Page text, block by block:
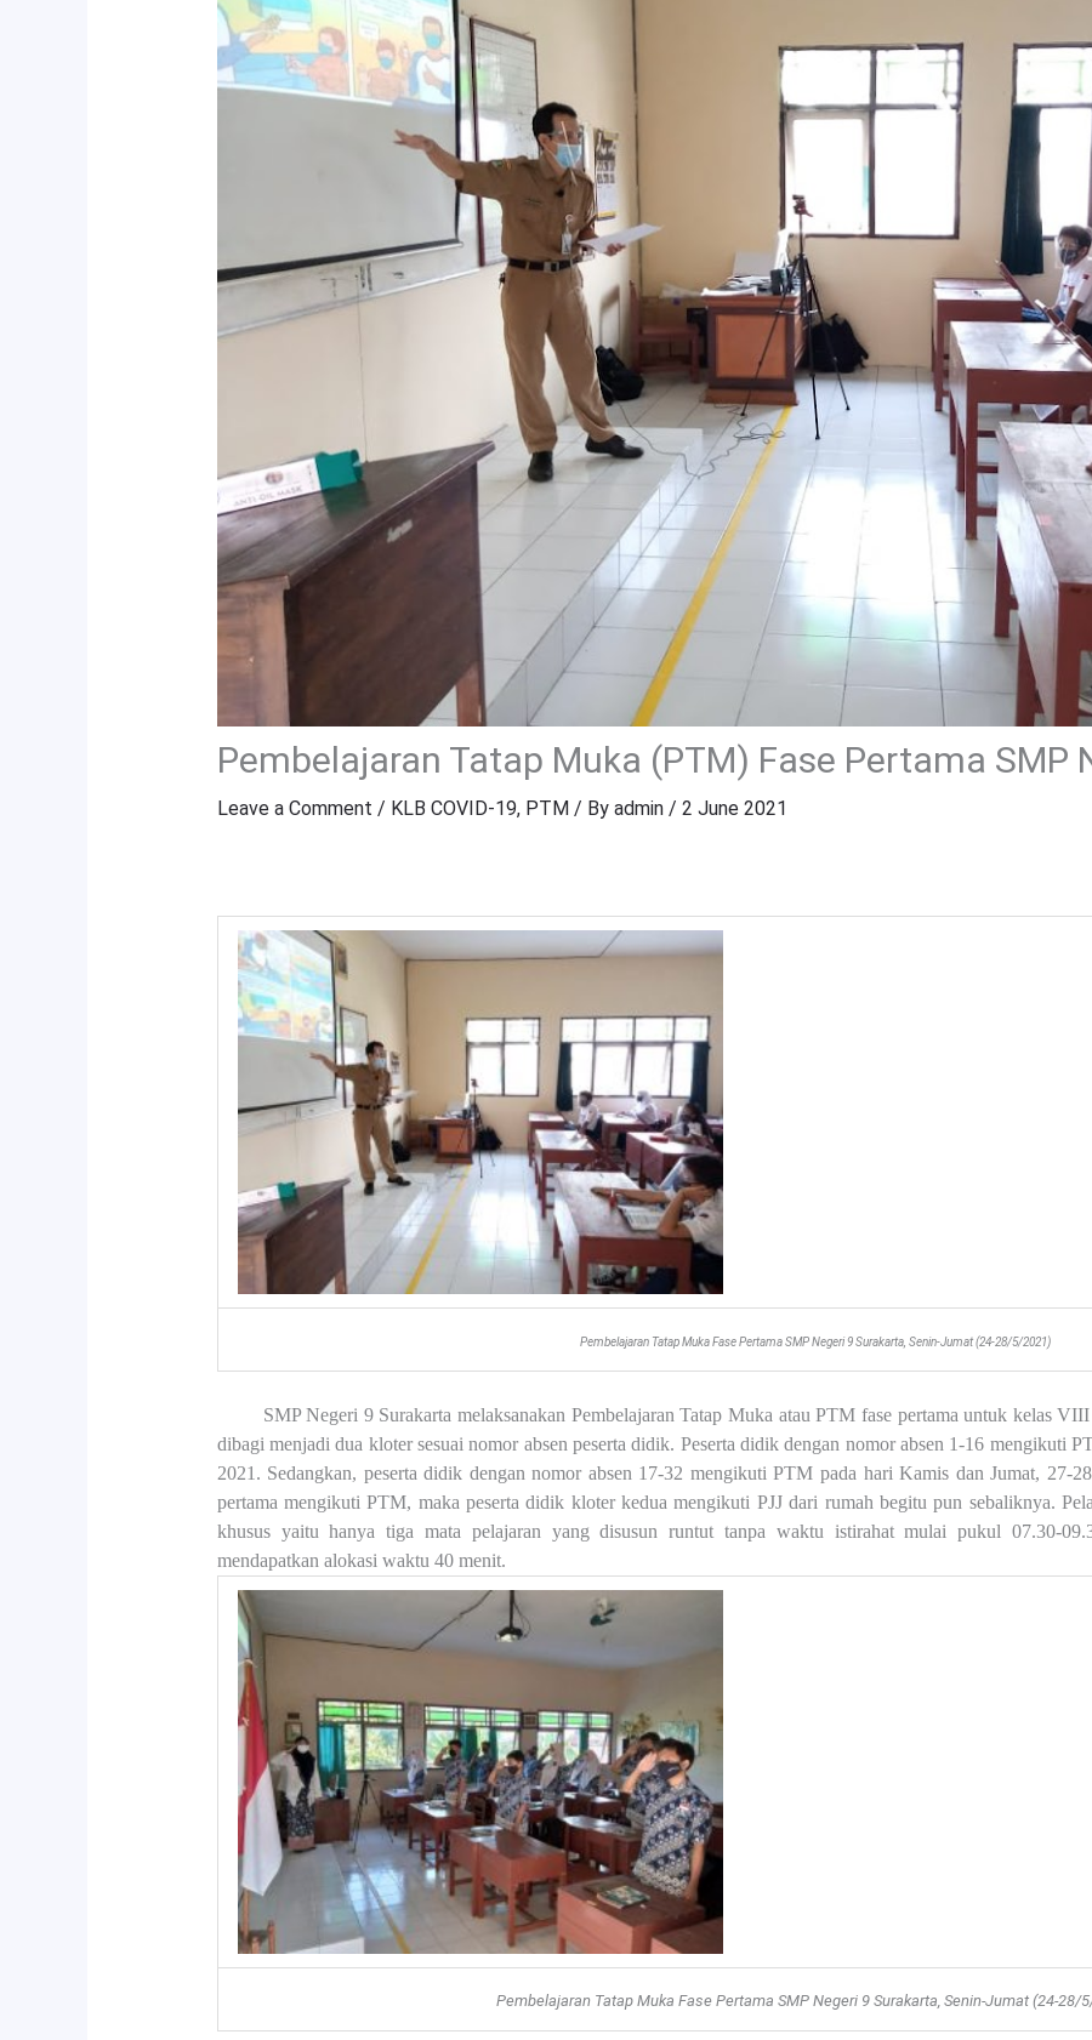
Pembelajaran Tatap Muka (PTM) Fase Pertama SMP
Leave a Comment / KLB COVID-19, PTM / By admin / 2 June 2021
Pembelajaran Tatap Muka Fase Pertama SMP Negeri 9 Surakarta, Senin-Jumat (24-28/5/2021)
SMP Negeri 9 Surakarta melaksanakan Pembelajaran Tatap Muka atau PTM fase pertama untuk kelas
dibagi menjadi dua kloter sesuai nomor absen peserta didik. Peserta didik dengan nomor absen 1-16 mengikuti
2021. Sedangkan, peserta didik dengan nomor absen 17-32 mengikuti PTM pada hari Kamis dan Jumat, 27-
pertama mengikuti PTM, maka peserta didik kloter kedua mengikuti PJJ dari rumah begitu pun sebaliknya.
khusus yaitu hanya tiga mata pelajaran yang disusun runtut tanpa waktu istirahat mulai pukul 07.30-
mendapatkan alokasi waktu 40 menit.
Pembelajaran Tatap Muka Fase Pertama SMP Negeri 9 Surakarta, Senin-Jumat (24-28/